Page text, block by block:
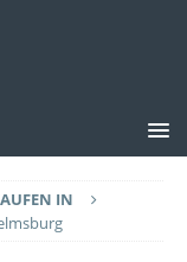
IN